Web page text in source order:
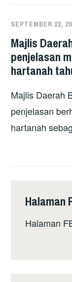
SEPTEMBER 22,
Majlis
penjelasan
hartanah
Majlis Daerah
penjelasan
hartanah
Halaman
Halaman